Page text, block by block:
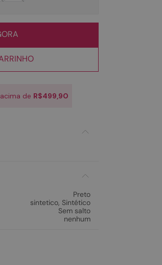
de R$499,90
Preto
sintetico, Sintético
Sem salto
nenhum